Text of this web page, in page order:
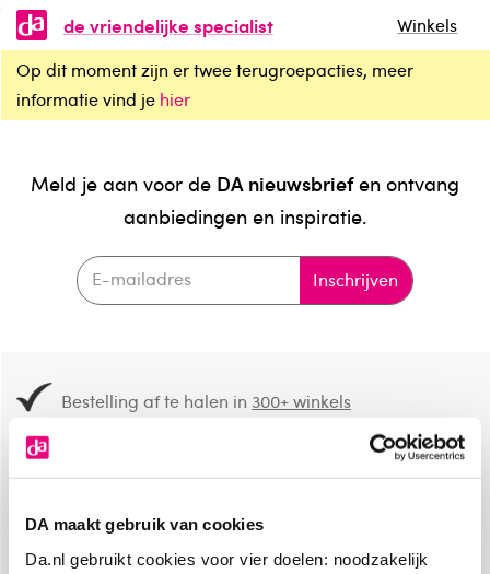
DA maakt gebruik van cookies
Da.nl gebruikt cookies voor vier doelen: noodzakelijk
de vriendelijke specialist
Winkels
Op dit moment zijn er twee terugroepacties, meer
informatie vind je hier
Meld je aan voor de DA nieuwsbriefen ontvang
aanbiedingen en inspiratie.
Inschrijven
Bestelling af te halen in300+ winkels
8.6 uit4.106 reviews